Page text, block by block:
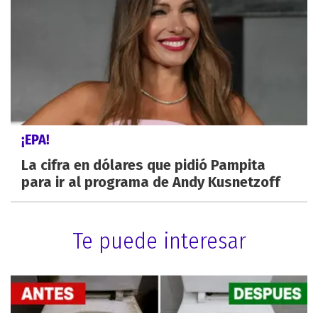
¡EPA!
La cifra en dólares que pidió Pampita
para ir al programa de Andy Kusnetzoff
Te puede interesar